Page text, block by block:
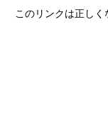
このリンクは正し